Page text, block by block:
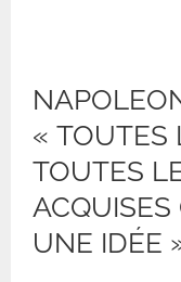
« TOUTES
TOUTES
UNE IDÉE